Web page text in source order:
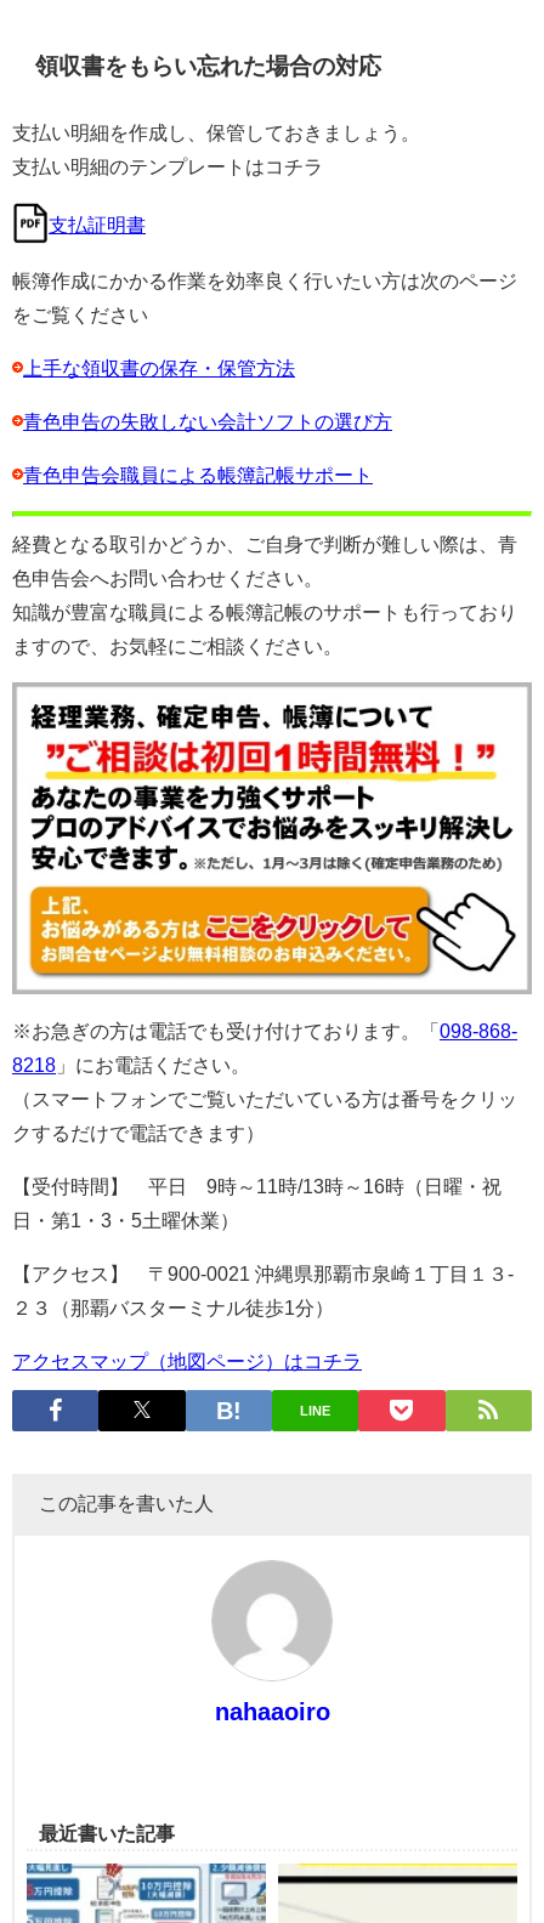
領収書をもらい忘れた場合の対応
支払い明細を作成し、保管しておきましょう。
支払い明細のテンプレートはコチラ
支払証明書
帳簿作成にかかる作業を効率良く行いたい方は次のページ
をご覧ください
上手な領収書の保存・保管方法
青色申告の失敗しない会計ソフトの選び方
青色申告会職員による帳簿記帳サポート
経費となる取引かどうか、ご自身で判断が難しい際は、青
色申告会へお問い合わせください。
知識が豊富な職員による帳簿記帳のサポートも行っており
ますので、お気軽にご相談ください。
※お急ぎの方は電話でも受け付けております。「 098-868-
8218 」にお電話ください。
（スマートフォンでご覧いただいている方は番号をクリッ
クするだけで電話できます）
【受付時間】 平日 9時～11時/13時～16時（日曜・祝
日・第1・3・5土曜休業）
【アクセス】 〒900-0021 沖縄県那覇市泉崎１丁目１３-
２３（那覇バスターミナル徒歩1分）
アクセスマップ（地図ページ）はコチラ
LINE
この記事を書いた人
nahaaoiro
最近書いた記事